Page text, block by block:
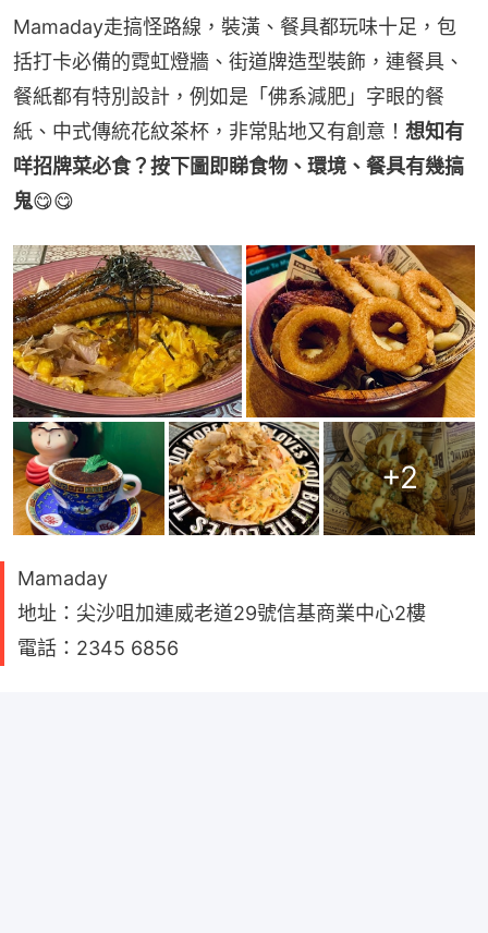
Mamaday走搞怪路線，裝潢、餐具都玩味十足，包
括打卡必備的霓虹燈牆、街道牌造型裝飾，連餐具、
餐紙都有特別設計，例如是「佛系減肥」字眼的餐
紙、中式傳統花紋茶杯，非常貼地又有創意！ 想知有
咩招牌菜必食？按下圖即睇食物、環境、餐具有幾搞
鬼😋😋
+2
Mamaday
地址：尖沙咀加連威老道29號信基商業中心2樓
電話：2345 6856